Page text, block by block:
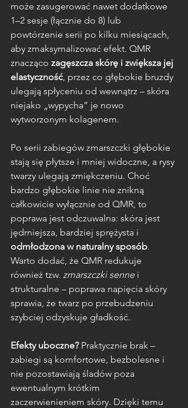
może zasugerować nawet dodatkowe
1–2 sesje (łącznie do 8) lub
powtórzenie serii po kilku miesiącach,
aby zmaksymalizować efekt. QMR
znacząco zagęszcza skórę i zwiększa jej
elastyczność, przez co głębokie bruzdy
ulegają spłyceniu od wewnątrz – skóra
niejako „wypycha” je nowo
wytworzonym kolagenem.
Po serii zabiegów zmarszczki głębokie
stają się płytsze i mniej widoczne, a rysy
twarzy ulegają zmiękczeniu. Choć
bardzo głębokie linie nie znikną
całkowicie wyłącznie od QMR, to
poprawa jest odczuwalna: skóra jest
jędrniejsza, bardziej sprężysta i
odmłodzona w naturalny sposób.
Warto dodać, że QMR redukuje
również tzw. zmarszczki senne i
strukturalne – poprawa napięcia skóry
sprawia, że twarz po przebudzeniu
szybciej odzyskuje gładkość.
Efekty uboczne? Praktycznie brak –
zabiegi są komfortowe, bezbolesne i
nie pozostawiają śladów poza
ewentualnym krótkim
zaczerwienieniem skóry. Dzięki temu